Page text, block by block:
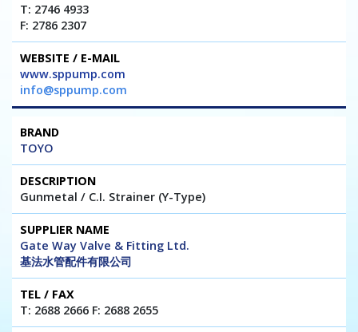
T: 2746 4933
F: 2786 2307
www.sppump.com
info@sppump.com
TOYO
Gunmetal / C.I. Strainer (Y-Type)
Gate Way Valve & Fitting Ltd.
基法水管配件有限公司
T: 2688 2666 F: 2688 2655